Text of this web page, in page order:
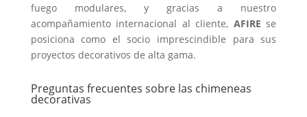
fuego modulares, y gracias a nuestro
acompañamiento internacional al cliente, AFIRE se
posiciona como el socio imprescindible para sus
proyectos decorativos de alta gama.
Preguntas frecuentes sobre las chimeneas
decorativas